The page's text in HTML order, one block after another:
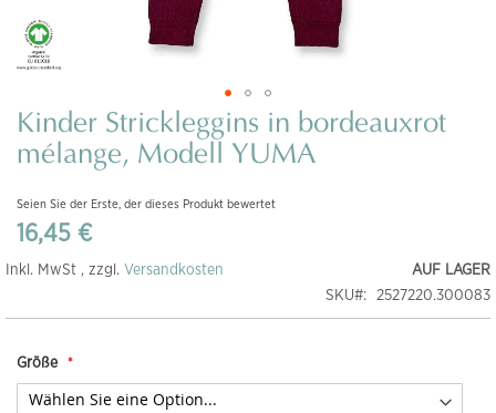
Zum
Anfang
der
springen
Kinder Strickleggins in bordeauxrot
mélange, Modell YUMA
Seien Sie der Erste, der dieses Produkt bewertet
16,45 €
AUF LAGER
SKU
2527220.300083
Inkl. MwSt , zzgl. Versandkosten
Größe